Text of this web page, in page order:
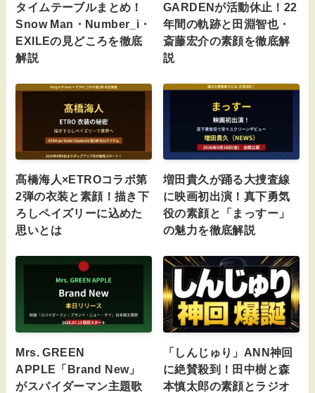
タイムテーブルまとめ！
Snow Man・Number_i・
EXILEの見どころを徹底
解説
GARDENが活動休止！22
年間の軌跡と田淵智也・
斎藤宏介の素顔を徹底解
説
髙橋海人×ETROコラボ第
2弾の衣装と素顔！描き下
ろしペイズリーに込めた
思いとは
増田貴久が踊る大捜査線
に映画初出演！真下勇気
役の素顔と「まっすー」
の魅力を徹底解説
Mrs. GREEN
APPLE「Brand New」
がスパイダーマン主題歌
「しんじゅり」ANN神回
に絶賛殺到！田中樹と森
本慎太郎の素顔とラジオ